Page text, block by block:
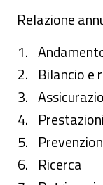
Relazione
Bilancio e
Prestazioni
Ricerca